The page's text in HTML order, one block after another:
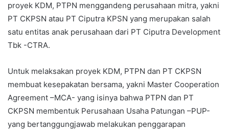
proyek KDM, PTPN menggandeng perusahaan mitra, yakni
PT CKPSN atau PT Ciputra KPSN yang merupakan salah
satu entitas anak perusahaan dari PT Ciputra Development
Tbk -CTRA.
Untuk melaksakan proyek KDM, PTPN dan PT CKPSN
membuat kesepakatan bersama, yakni Master Cooperation
Agreement –MCA- yang isinya bahwa PTPN dan PT
CKPSN membentuk Perusahaan Usaha Patungan –PUP-
yang bertanggungjawab melakukan penggarapan